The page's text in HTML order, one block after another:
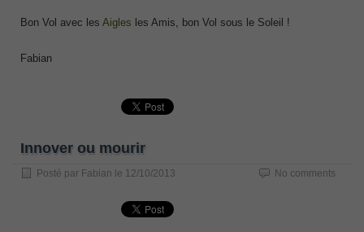
Bon Vol avec les Aigles les Amis, bon Vol sous le Soleil !
Fabian
Innover ou mourir
Posté par Fabian le 12/10/2013 No comments